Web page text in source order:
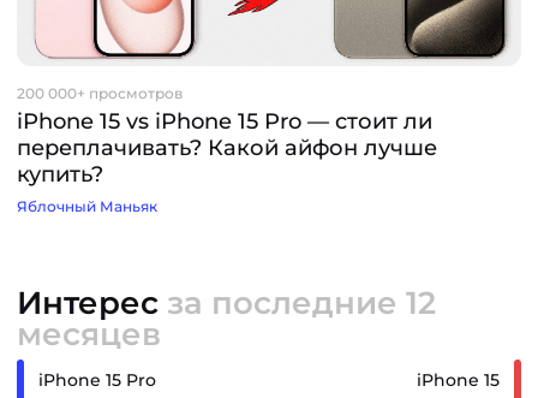
200 000+ просмотров
iPhone 15 vs iPhone 15 Pro — стоит ли
переплачивать? Какой айфон лучше
купить?
Яблочный Маньяк
Интерес за последние 12
месяцев
iPhone 15 Pro iPhone 15